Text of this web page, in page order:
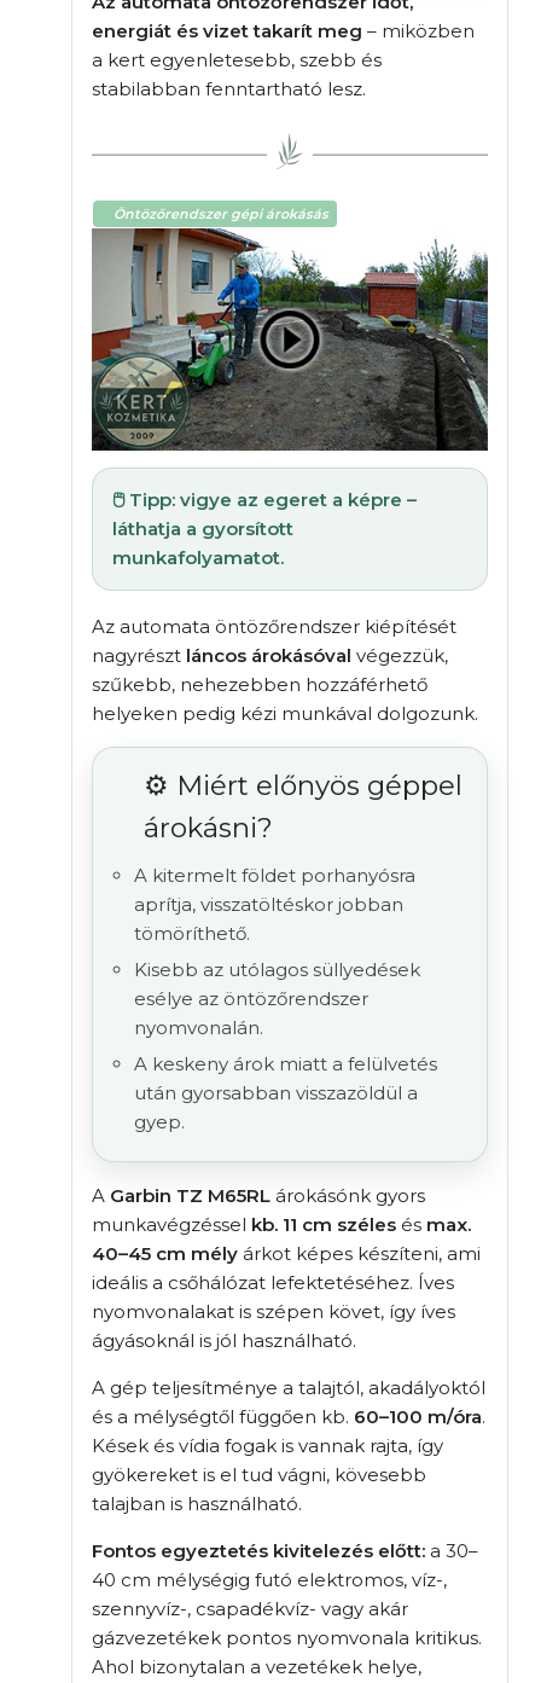
energiát és vizet takarít meg – miközben
a kert egyenletesebb, szebb és
stabilabban fenntartható lesz.
Öntözőrendszer gépi árokásás
🖱️ Tipp: vigye az egeret a képre –
láthatja a gyorsított
munkafolyamatot.
Az automata öntözőrendszer kiépítését
nagyrészt láncos árokásóval végezzük,
szűkebb, nehezebben hozzáférhető
helyeken pedig kézi munkával dolgozunk.
⚙️ Miért előnyös géppel
árokásni?
A kitermelt földet porhanyósra
aprítja, visszatöltéskor jobban
tömöríthető.
Kisebb az utólagos süllyedések
esélye az öntözőrendszer
nyomvonalán.
A keskeny árok miatt a felülvetés
után gyorsabban visszazöldül a
gyep.
A Garbin TZ M65RL árokásónk gyors
munkavégzéssel kb. 11 cm széles és max.
40–45 cm mély árkot képes készíteni, ami
ideális a csőhálózat lefektetéséhez. Íves
nyomvonalakat is szépen követ, így íves
ágyásoknál is jól használható.
A gép teljesítménye a talajtól, akadályoktól
és a mélységtől függően kb. 60–100 m/óra.
Kések és vídia fogak is vannak rajta, így
gyökereket is el tud vágni, kövesebb
talajban is használható.
Fontos egyeztetés kivitelezés előtt: a 30–
40 cm mélységig futó elektromos, víz-,
szennyvíz-, csapadékvíz- vagy akár
gázvezetékek pontos nyomvonala kritikus.
Ahol bizonytalan a vezetékek helye,